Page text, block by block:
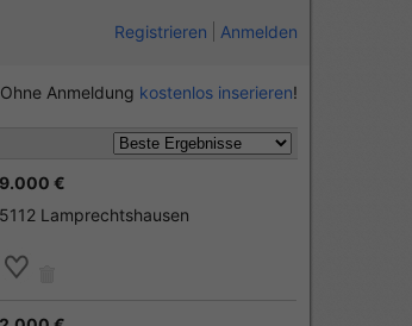
Registrieren Anmelden
Ohne Anmeldung kostenlos inserieren!
9.000 €
5112 Lamprechtshausen